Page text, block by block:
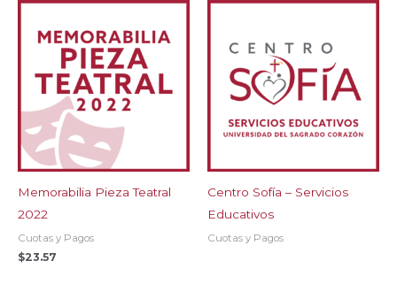
Memorabilia Pieza Teatral
2022
Cuotas y Pagos
$23.57
Centro Sofía – Servicios
Educativos
Cuotas y Pagos